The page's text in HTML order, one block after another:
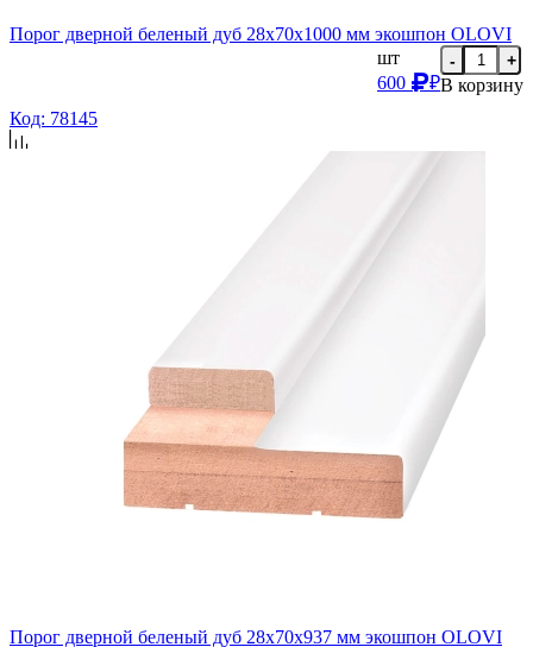
Порог дверной беленый дуб 28х70х1000 мм экошпон OLOVI
шт
600
₽
- +
В корзину
Код: 78145
Порог дверной беленый дуб 28х70х937 мм экошпон OLOVI